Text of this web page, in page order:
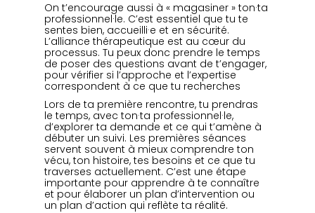
On t’encourage aussi à « magasiner » ton·ta
professionnel·le. C’est essentiel que tu te
sentes bien, accueilli·e et en sécurité.
L’alliance thérapeutique est au cœur du
processus. Tu peux donc prendre le temps
de poser des questions avant de t’engager,
pour vérifier si l’approche et l’expertise
correspondent à ce que tu recherches
Lors de ta première rencontre, tu prendras
le temps, avec ton·ta professionnel·le,
d’explorer ta demande et ce qui t’amène à
débuter un suivi. Les premières séances
servent souvent à mieux comprendre ton
vécu, ton histoire, tes besoins et ce que tu
traverses actuellement. C’est une étape
importante pour apprendre à te connaître
et pour élaborer un plan d’intervention ou
un plan d’action qui reflète ta réalité.